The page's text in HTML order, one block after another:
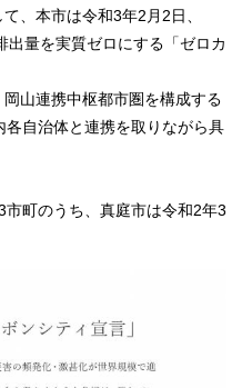
、本市は令和3年2月2日、
量を実質ゼロにする「ゼロカ
山連携中枢都市圏を構成する
自治体と連携を取りながら具
町のうち、真庭市は令和2年3